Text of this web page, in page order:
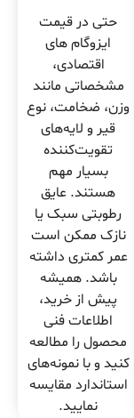
حتی در قیمت
ایزوگام های
اقتصادی،
مشخصاتی مانند
وزن، ضخامت، نوع
قیر و لایه‌های
تقویت‌کننده
بسیار مهم
هستند. عایق
رطوبتی سبک یا
نازک ممکن است
عمر کمتری داشته
باشد. همیشه
پیش از خرید،
اطلاعات فنی
محصول را مطالعه
کنید و با نمونه‌های
استاندارد مقایسه
نمایید.